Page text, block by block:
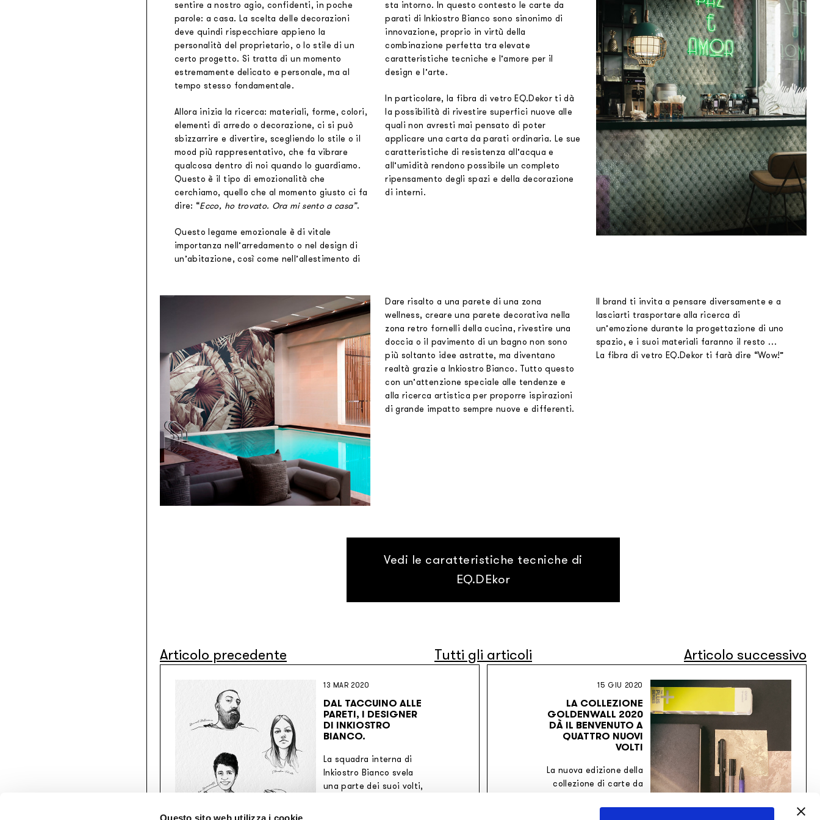
Questo sito web utilizza i cookie
sentire a nostro agio, confidenti, in poche
parole: a casa. La scelta delle decorazioni
deve quindi rispecchiare appieno la
personalità del proprietario, o lo stile di un
certo progetto. Si tratta di un momento
estremamente delicato e personale, ma al
tempo stesso fondamentale.
Allora inizia la ricerca: materiali, forme, colori,
elementi di arredo o decorazione, ci si può
sbizzarrire e divertire, scegliendo lo stile o il
mood più rappresentativo, che fa vibrare
qualcosa dentro di noi quando lo guardiamo.
Questo è il tipo di emozionalità che
cerchiamo, quello che al momento giusto ci fa
dire: “Ecco, ho trovato. Ora mi sento a casa”.
Questo legame emozionale è di vitale
importanza nell’arredamento o nel design di
un’abitazione, così come nell’allestimento di
sta intorno. In questo contesto le carte da
parati di Inkiostro Bianco sono sinonimo di
innovazione, proprio in virtù della
combinazione perfetta tra elevate
caratteristiche tecniche e l’amore per il
design e l’arte.
In particolare, la fibra di vetro EQ.Dekor ti dà
la possibilità di rivestire superfici nuove alle
quali non avresti mai pensato di poter
applicare una carta da parati ordinaria. Le sue
caratteristiche di resistenza all’acqua e
all’umidità rendono possibile un completo
ripensamento degli spazi e della decorazione
di interni.
Dare risalto a una parete di una zona
wellness, creare una parete decorativa nella
zona retro fornelli della cucina, rivestire una
doccia o il pavimento di un bagno non sono
più soltanto idee astratte, ma diventano
realtà grazie a Inkiostro Bianco. Tutto questo
con un’attenzione speciale alle tendenze e
alla ricerca artistica per proporre ispirazioni
di grande impatto sempre nuove e differenti.
Il brand ti invita a pensare diversamente e a
lasciarti trasportare alla ricerca di
un’emozione durante la progettazione di uno
spazio, e i suoi materiali faranno il resto …
La fibra di vetro EQ.Dekor ti farà dire “Wow!”
Vedi le caratteristiche tecniche di
EQ.DEkor
Articolo precedente Tutti gli articoli Articolo successivo
13 MAR 2020
DAL TACCUINO ALLE
PARETI, I DESIGNER
DI INKIOSTRO
BIANCO.
La squadra interna di
Inkiostro Bianco svela
una parte dei suoi volti,
15 GIU 2020
LA COLLEZIONE
GOLDENWALL 2020
DÀ IL BENVENUTO A
QUATTRO NUOVI
VOLTI
La nuova edizione della
collezione di carte da
Inkiostro Bianco vede la